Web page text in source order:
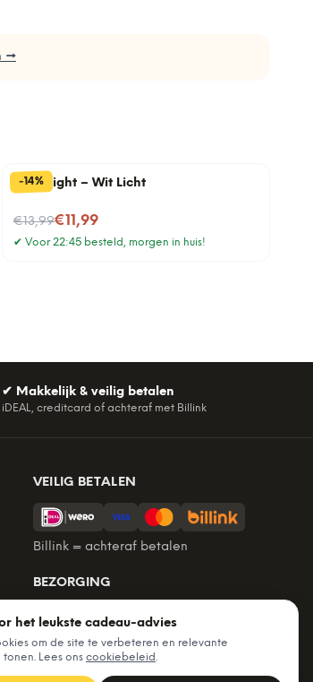
→
-14%
Bottlelight – Wit Licht
€13,99
Nu voor€11,99
✔ Voor 22:45 besteld, morgen in huis!
✔ Makkelijk & veilig betalen
iDEAL, creditcard of achteraf met Billink
VEILIG BETALEN
Billink = achteraf betalen
BEZORGING
Gratis verzending vanaf €60. Tot 365
dagen retourneren.
★ 4,7/5 uit 6.235beoordelingen
het leukste cadeau-advies
om de site te verbeteren en relevante
Lees ons cookiebeleid.